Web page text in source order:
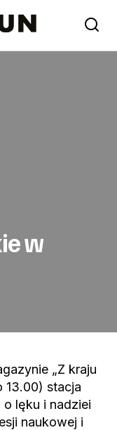
w
„Z kraju
13.00) stacja
o lęku i nadziei
naukowej i